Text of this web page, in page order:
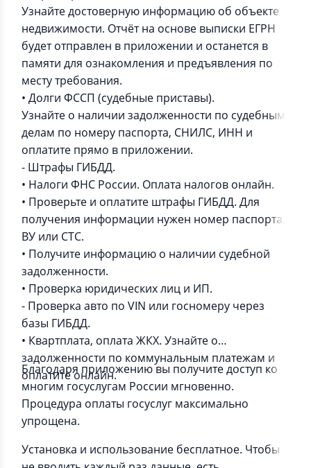
Узнайте достоверную информацию об объекте
недвижимости. Отчёт на основе выписки ЕГРН
будет отправлен в приложении и останется в
памяти для ознакомления и предъявления по
месту требования.
• Долги ФССП (судебные приставы).
Узнайте о наличии задолженности по судебным
делам по номеру паспорта, СНИЛС, ИНН и
оплатите прямо в приложении.
- Штрафы ГИБДД.
• Налоги ФНС России. Оплата налогов онлайн.
• Проверьте и оплатите штрафы ГИБДД. Для
получения информации нужен номер паспорта,
ВУ или СТС.
• Получите информацию о наличии судебной
задолженности.
• Проверка юридических лиц и ИП.
- Проверка авто по VIN или госномеру через
базы ГИБДД.
• Квартплата, оплата ЖКХ. Узнайте о
задолженности по коммунальным платежам и
оплатите онлайн.
Благодаря приложению вы получите доступ ко
многим госуслугам России мгновенно.
Процедура оплаты госуслуг максимально
упрощена.
Установка и использование бесплатное. Чтобы